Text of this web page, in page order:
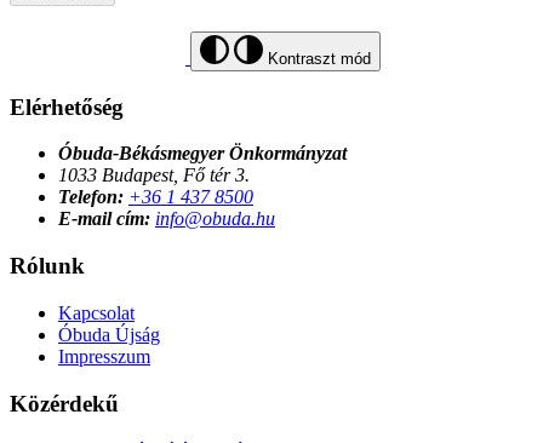
Kontraszt mód
Elérhetőség
Óbuda-Békásmegyer Önkormányzat
1033 Budapest, Fő tér 3.
Telefon: +36 1 437 8500
E-mail cím: info@obuda.hu
Rólunk
Kapcsolat
Óbuda Újság
Impresszum
Közérdekű